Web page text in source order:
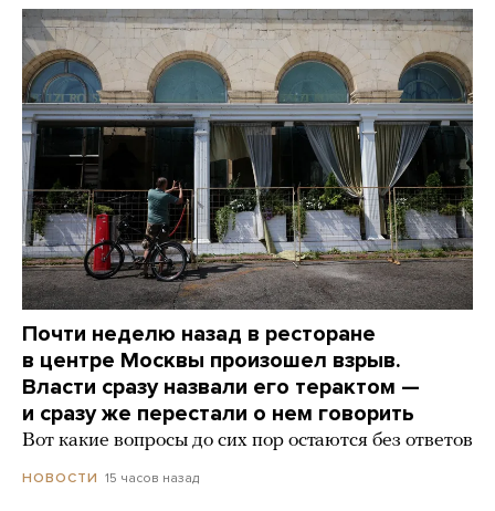
Почти неделю назад в ресторане
в центре Москвы произошел взрыв.
Власти сразу назвали его терактом —
и сразу же перестали о нем говорить
Вот какие вопросы до сих пор остаются без ответов
НОВОСТИ 15 часов назад